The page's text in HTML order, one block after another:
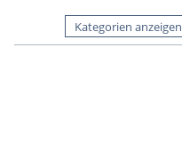
Kategorien anzeigen